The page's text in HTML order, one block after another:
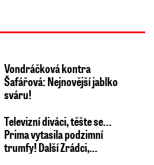
Vondráčková kontra
Šafářová: Nejnovější jablko
sváru!
Televizní diváci, těšte se...
Prima vytasila podzimní
trumfy! Další Zrádci,…